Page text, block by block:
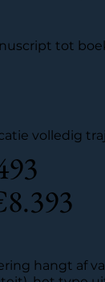
tot
volledig
hangt af